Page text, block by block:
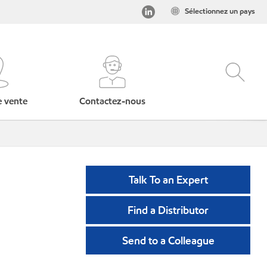
Sélectionnez un pays
vente Contactez-nous
Talk To an Expert
Find a Distributor
Send to a Colleague